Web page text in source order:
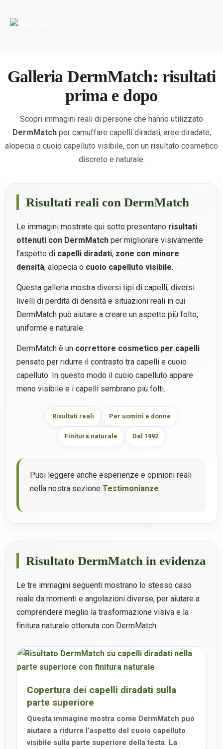
Galleria DermMatch: risultati
prima e dopo
Scopri immagini reali di persone che hanno utilizzato
DermMatchper camuffare capelli diradati, aree diradate,
alopecia o cuoio capelluto visibile, con un risultato cosmetico
discreto e naturale.
Risultati reali con DermMatch
Le immagini mostrate qui sotto presentano risultati
ottenuti con DermMatch per migliorare visivamente
l’aspetto di capelli diradati, zone con minore
densità, alopecia o cuoio capelluto visibile.
Questa galleria mostra diversi tipi di capelli, diversi
livelli di perdita di densità e situazioni reali in cui
DermMatch può aiutare a creare un aspetto più folto,
uniforme e naturale.
DermMatch è un correttore cosmetico per capelli
pensato per ridurre il contrasto tra capelli e cuoio
capelluto. In questo modo il cuoio capelluto appare
meno visibile e i capelli sembrano più folti.
Risultati reali Per uomini e donne
Finitura naturale Dal 1992
Puoi leggere anche esperienze e opinioni reali
nella nostra sezione Testimonianze.
Risultato DermMatch in evidenza
Le tre immagini seguenti mostrano lo stesso caso
reale da momenti e angolazioni diverse, per aiutare a
comprendere meglio la trasformazione visiva e la
finitura naturale ottenuta con DermMatch.
Copertura dei capelli diradati sulla
parte superiore
Questa immagine mostra come DermMatch può
aiutare a ridurre l’aspetto del cuoio capelluto
visibile sulla parte superiore della testa. La